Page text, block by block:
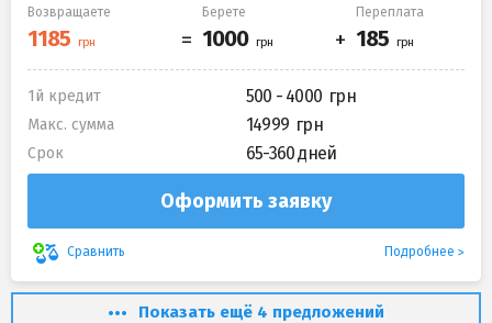
Возвращаете Берете Переплата
1й кредит 500 - 4000
Макс. сумма 14999
Срок 65-360 дней
Оформить заявку
Сравнить Подробнее
Показать ещё 4 предложений